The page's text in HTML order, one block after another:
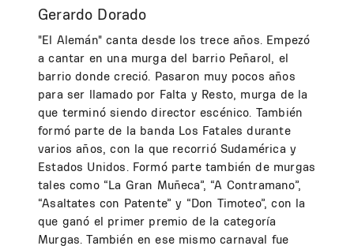
Gerardo Dorado
"El Alemán" canta desde los trece años. Empezó
a cantar en una murga del barrio Peñarol, el
barrio donde creció. Pasaron muy pocos años
para ser llamado por Falta y Resto, murga de la
que terminó siendo director escénico. También
formó parte de la banda Los Fatales durante
varios años, con la que recorrió Sudamérica y
Estados Unidos. Formó parte también de murgas
tales como “La Gran Muñeca”, “A Contramano”,
“Asaltates con Patente” y “Don Timoteo”, con la
que ganó el primer premio de la categoría
Murgas. También en ese mismo carnaval fue